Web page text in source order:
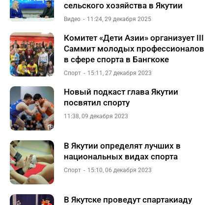
сельского хозяйства в Якутии
Видео 11:24, 29 декабря 2025
Комитет «Дети Азии» организует III
Саммит молодых профессионалов
в сфере спорта в Бангкоке
Спорт 15:11, 27 декабря 2023
Новый подкаст глава Якутии
посвятил спорту
11:38, 09 декабря 2023
В Якутии определят лучших в
национальных видах спорта
Спорт 15:10, 06 декабря 2023
В Якутске проведут спартакиаду